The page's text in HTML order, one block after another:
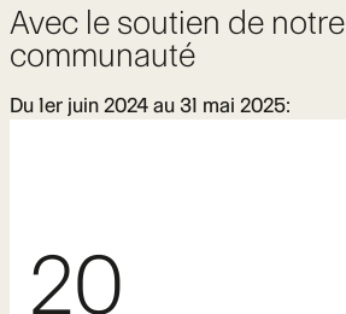
Avec le soutien de notre
communauté
Du 1er juin 2024 au 31 mai 2025:
20